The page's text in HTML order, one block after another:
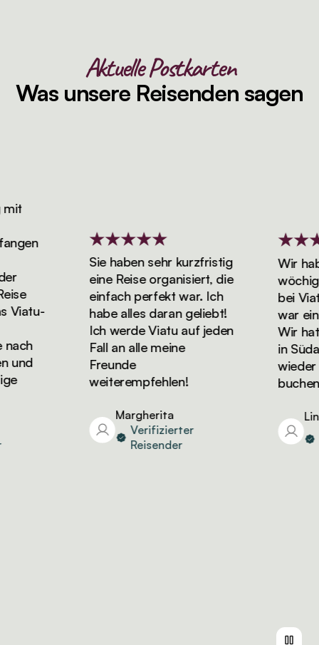
Aktuelle Postkarten
Was unsere Reisenden sagen
Sie haben sehr kurzfristig
eine Reise organisiert, die
einfach perfekt war. Ich
habe alles daran geliebt!
Ich werde Viatu auf jeden
Fall an alle meine
Freunde
weiterempfehlen!
Margherita
Verifizierter
Reisender
Wir
bei
war
Wir
in
wieder
buchen!
Linda